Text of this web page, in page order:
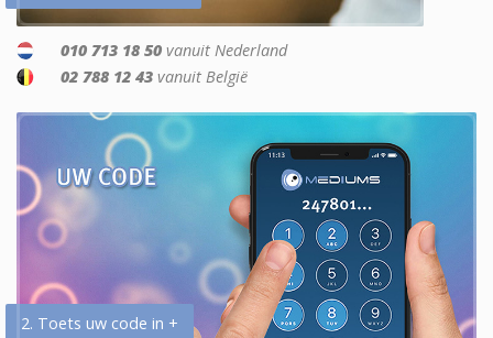
010 713 18 50 vanuit Nederland
02 788 12 43 vanuit België
2. Toets uw code in +